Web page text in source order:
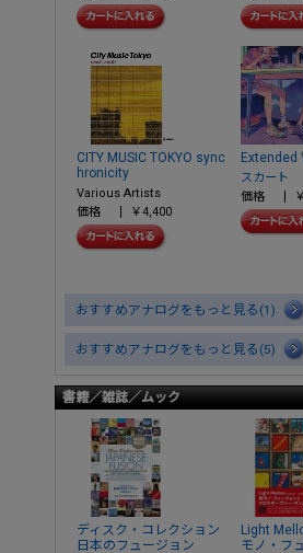
CITY MUSIC TOKYO sync
hronicity
Various Artists
価格
￥4,400
Extended
スカート
価格
おすすめアナログをもっと見る(1)
おすすめアナログをもっと見る(5)
書籍／雑誌／ムック
ディスク・コレクション
日本のフュージョン
Light
モノ・フ